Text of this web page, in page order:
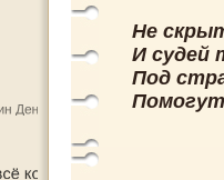
Не
И судей
Под